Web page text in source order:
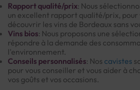
Rapport qualité/prix: Nous
un excellent rapport qualité/prix,
découvrir les vins de Bordeaux sans
Vins bios: Nous proposons une
répondre à la demande des
l'environnement.
Conseils personnalisés: Nos cavistes
pour vous conseiller et vous aider à
vos goûts et vos occasions.